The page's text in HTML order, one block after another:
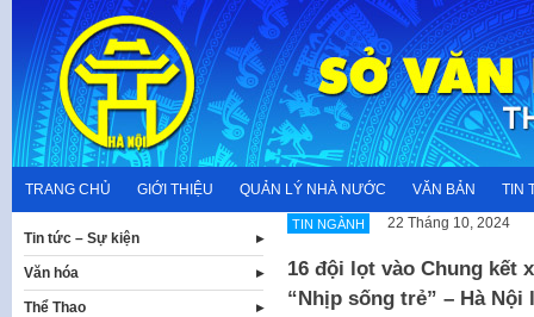
content
TRANG CHỦ GIỚI THIỆU QUẢN LÝ NHÀ NƯỚC VĂN BẢN TIN
TIN NGÀNH 22 Tháng 10, 2024
16 đội lọt vào Chung kết
“Nhịp sống trẻ” – Hà Nội
Tin tức – Sự kiện
Văn hóa
Thể Thao